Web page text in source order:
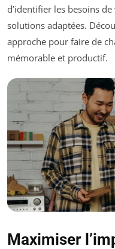
d’identifier les besoins
solutions adaptées.
approche pour faire de
mémorable et productif.
Maximiser